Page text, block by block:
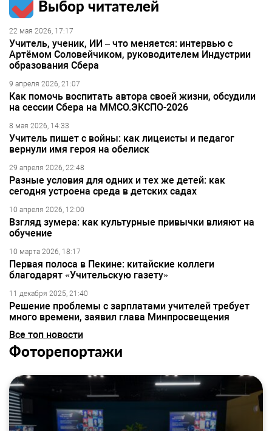
Выбор читателей
22 мая 2026, 17:17
Учитель, ученик, ИИ – что меняется: интервью с
Артёмом Соловейчиком, руководителем Индустрии
образования Сбера
9 апреля 2026, 21:07
Как помочь воспитать автора своей жизни, обсудили
на сессии Сбера на ММСО.ЭКСПО-2026
8 мая 2026, 14:33
Учитель пишет с войны: как лицеисты и педагог
вернули имя героя на обелиск
29 апреля 2026, 22:48
Разные условия для одних и тех же детей: как
сегодня устроена среда в детских садах
10 апреля 2026, 12:00
Взгляд зумера: как культурные привычки влияют на
обучение
10 марта 2026, 18:17
Первая полоса в Пекине: китайские коллеги
благодарят «Учительскую газету»
11 декабря 2025, 21:40
Решение проблемы с зарплатами учителей требует
много времени, заявил глава Минпросвещения
Все топ новости
Фоторепортажи